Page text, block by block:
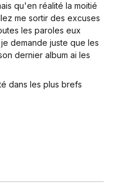
qu'en réalité la moitié
me sortir des excuses
les paroles eux
demande juste que les
dernier album ai les
dans les plus brefs